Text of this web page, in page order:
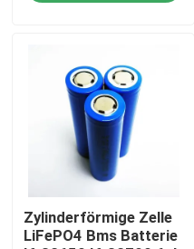
Fordern Sie ein Zitat
Zelle der Batterie lifepo4
Batterie 3.2v Lifepo4
12V lifepo4 Batterie
Zylinderförmige Zelle
LiFePO4 Bms Batterie